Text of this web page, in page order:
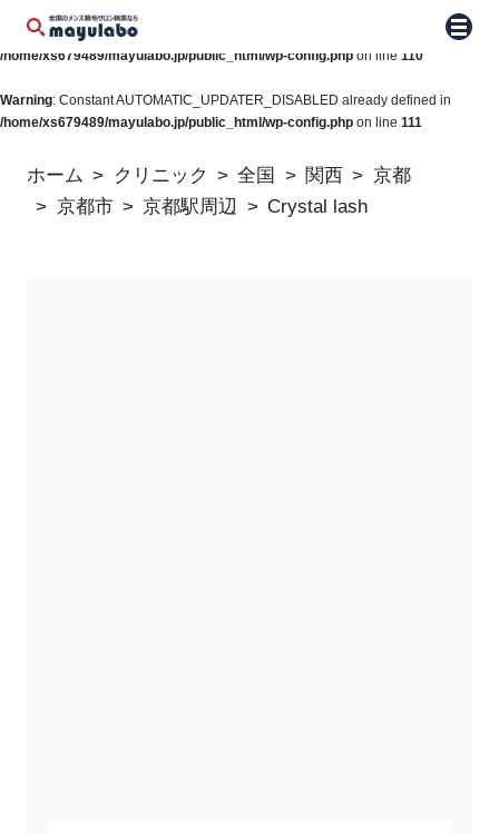
Warning: Constant WP_AUTO_UPDATE_CORE already defined in
/home/xs679489/mayulabo.jp/public_html/wp-config.php on line 110
Warning: Constant AUTOMATIC_UPDATER_DISABLED already defined in
/home/xs679489/mayulabo.jp/public_html/wp-config.php on line 111
メニ
ホーム クリニック 全国 関西
京都
京都市
京都駅周辺 Crystal lash